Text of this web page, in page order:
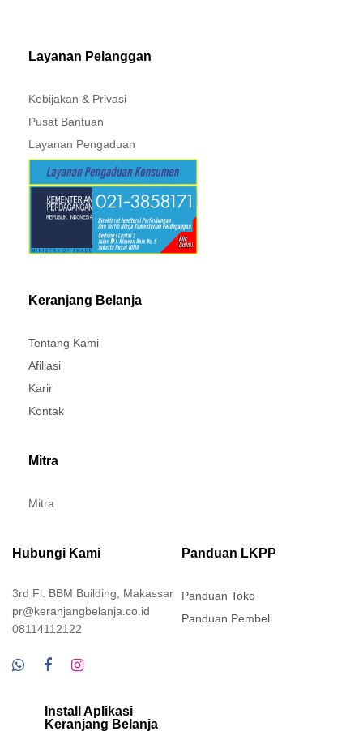
Layanan Pelanggan
Kebijakan & Privasi
Pusat Bantuan
Layanan Pengaduan
Keranjang Belanja
Tentang Kami
Afiliasi
Karir
Kontak
Mitra
Mitra
Hubungi Kami
3rd Fl. BBM Building, Makassar
pr@keranjangbelanja.co.id
08114112122
Panduan LKPP
Panduan Toko
Panduan Pembeli
Install Aplikasi
Keranjang Belanja